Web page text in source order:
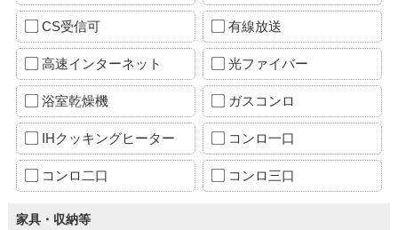
CS受信可 有線放送
高速インターネット 光ファイバー
浴室乾燥機 ガスコンロ
IHクッキングヒーター コンロ一口
コンロ二口 コンロ三口
家具・収納等